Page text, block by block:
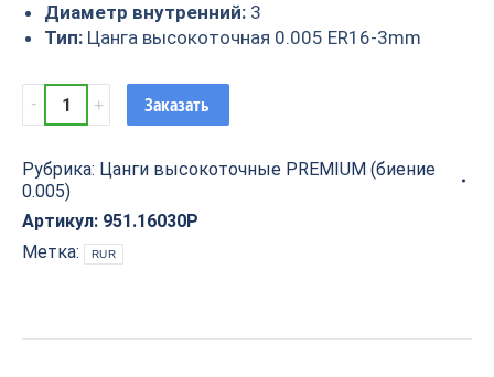
Диаметр внутренний: 3
Тип: Цанга высокоточная 0.005 ER16-3mm
Цанга
высокоточная
(биение
0.005)
ER16-
3
Заказать
Рубрика: Цанги высокоточные PREMIUM (биение
0.005)
Артикул: 951.16030P
Метка:
RUR